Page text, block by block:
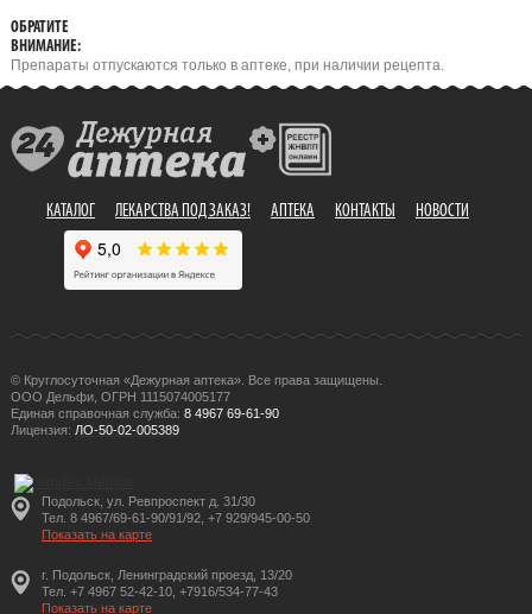
ОБРАТИТЕ
ВНИМАНИЕ:
Препараты отпускаются только в аптеке, при наличии рецепта.
КАТАЛОГ ЛЕКАРСТВА ПОД ЗАКАЗ! АПТЕКА КОНТАКТЫ НОВОСТИ
© Круглосуточная «Дежурная аптека». Все права защищены.
ООО Дельфи, ОГРН 1115074005177
Единая справочная служба: 8 4967 69-61-90
Лицензия: ЛО-50-02-005389
Подольск, ул. Ревпроспект д. 31/30
Тел. 8 4967/69-61-90/91/92, +7 929/945-00-50
Показать на карте
г. Подольск, Ленинградский проезд, 13/20
Тел. +7 4967 52-42-10, +7916/534-77-43
Показать на карте